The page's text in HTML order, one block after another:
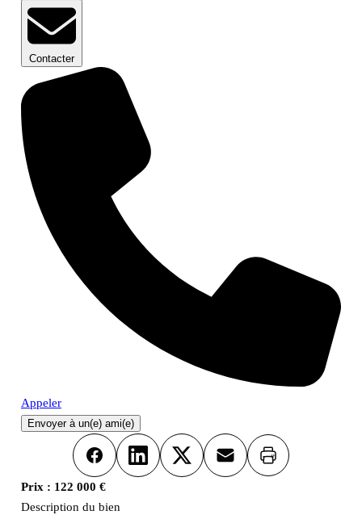
Contacter
Appeler
Envoyer à un(e) ami(e)
FacebookLinkedInX Email Imprimer
Prix : 122 000 €
Description du bien